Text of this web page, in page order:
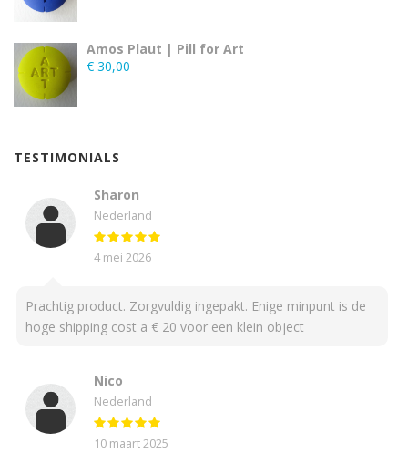
Amos Plaut | Pill for Art
€ 30,00
TESTIMONIALS
Sharon
Nederland
4 mei 2026
Prachtig product. Zorgvuldig ingepakt. Enige minpunt is de
hoge shipping cost a € 20 voor een klein object
Nico
Nederland
10 maart 2025